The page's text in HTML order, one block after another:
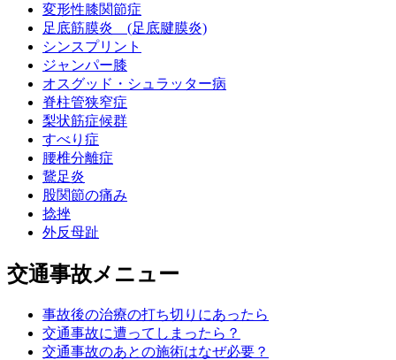
変形性膝関節症
足底筋膜炎 (足底腱膜炎)
シンスプリント
ジャンパー膝
オスグッド・シュラッター病
脊柱管狭窄症
梨状筋症候群
すべり症
腰椎分離症
鵞足炎
股関節の痛み
捻挫
外反母趾
交通事故メニュー
事故後の治療の打ち切りにあったら
交通事故に遭ってしまったら？
交通事故のあとの施術はなぜ必要？